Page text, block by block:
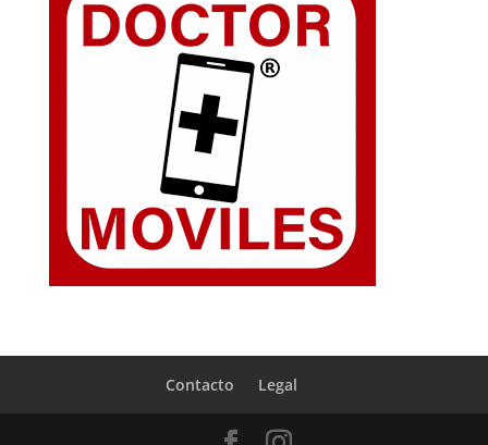
Contacto Legal